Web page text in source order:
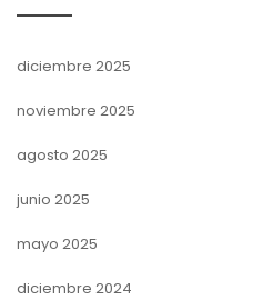
diciembre 2025
noviembre 2025
agosto 2025
junio 2025
mayo 2025
diciembre 2024